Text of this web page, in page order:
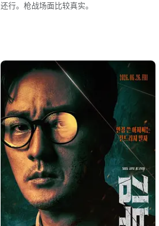
还行。枪战场面比较真实。